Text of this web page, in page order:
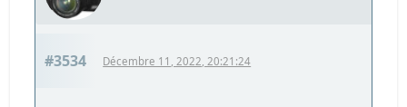
#3534 Décembre 11, 2022, 20:21:24